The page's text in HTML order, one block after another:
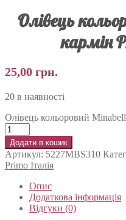
Олівець
кармін
25,00 грн.
20 в наявності
Олівець кольоровий
Додати в кошик
Артикул: 5227MBS310
Primo Італія
Опис
Додаткова інформація
Відгуки (0)